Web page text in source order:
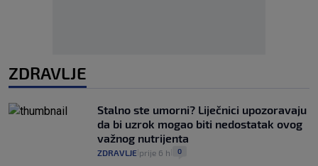
ZDRAVLJE
Stalno ste umorni? Liječnici upozoravaju
da bi uzrok mogao biti nedostatak ovog
važnog nutrijenta
ZDRAVLJE prije 6 h 0